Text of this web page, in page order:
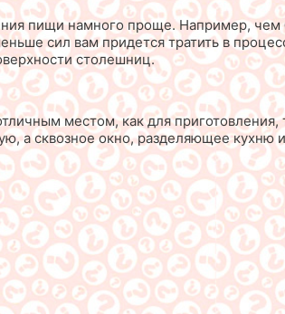
пищи намного проще. Например,
сил вам придется тратить в
столешниц.
местом, как для
а сквозное окно, разделяющее